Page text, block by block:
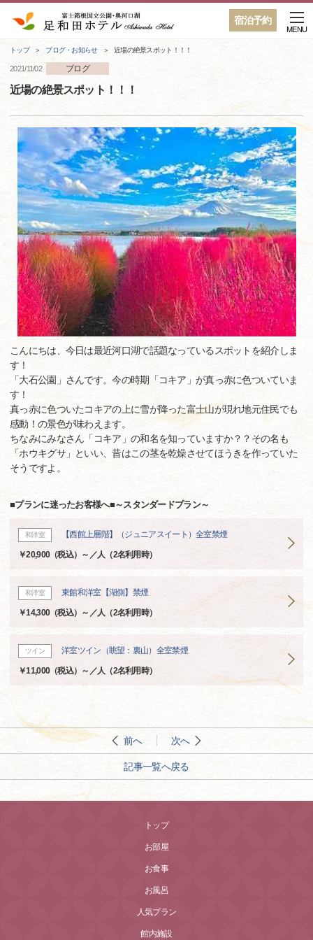
宿泊予約
MENU
トップ ブログ・お知らせ 近場の絶景スポット！！！
2021/11/02 ブログ
近場の絶景スポット！！！
こんにちは、今日は最近河口湖で話題なっているスポットを紹介しま
す！
「大石公園」さんです。今の時期「コキア」が真っ赤に色ついていま
す！
真っ赤に色ついたコキアの上に雪が降った富士山が現れ地元住民でも
感動！の景色が味わえます。
ちなみにみなさん「コキア」の和名を知っていますか？？その名も
「ホウキグサ」といい、昔はこの茎を乾燥させてほうきを作っていた
そうですよ。
■プランに迷ったお客様へ■～スタンダードプラン～
和洋室 【西館上層階】（ジュニアスイート）全室禁煙
￥20,900（税込）～／人（2名利用時）
和洋室 東館和洋室【湖側】禁煙
￥14,300（税込）～／人（2名利用時）
ツイン 洋室ツイン（眺望：裏山）全室禁煙
￥11,000（税込）～／人（2名利用時）
前へ 次へ
記事一覧へ戻る
トップ
お部屋
お食事
お風呂
人気プラン
館内施設